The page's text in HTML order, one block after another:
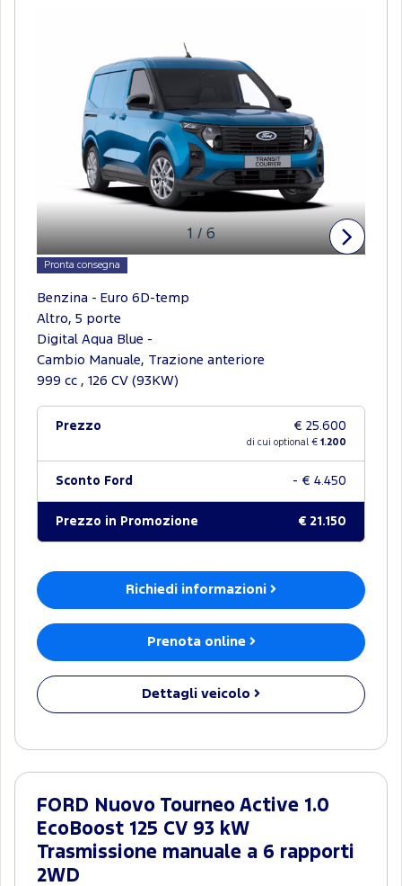
1/6
Pronta consegna
Benzina - Euro 6D-temp
Altro, 5 porte
Digital Aqua Blue -
Cambio Manuale, Trazione anteriore
999 cc , 126 CV (93KW)
Prezzo € 25.600
di cui optional € 1.200
Sconto Ford - € 4.450
Prezzo in Promozione € 21.150
Richiedi informazioni
Prenota online
Dettagli veicolo
FORD Nuovo Tourneo Active 1.0
EcoBoost 125 CV 93 kW
Trasmissione manuale a 6 rapporti
2WD